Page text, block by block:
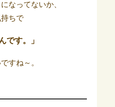
なってないか、
ちで
です。」
すね～。